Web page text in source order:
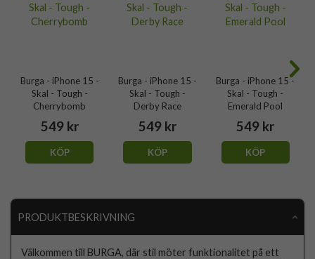
Burga - iPhone 15 -
Skal - Tough -
Cherrybomb
549 kr
KÖP
Burga - iPhone 15 -
Skal - Tough -
Derby Race
549 kr
KÖP
Burga - iPhone 15 -
Skal - Tough -
Emerald Pool
549 kr
KÖP
PRODUKTBESKRIVNING
Välkommen till BURGA, där stil möter funktionalitet på ett